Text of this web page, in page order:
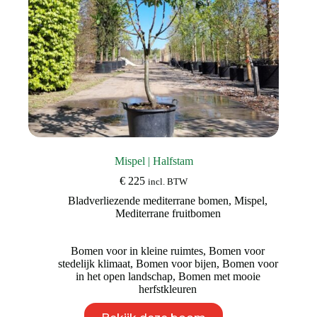
Mispel | Halfstam
€ 225 incl. BTW
Bladverliezende mediterrane bomen,Mispel,
Mediterrane fruitbomen
Bomen voor in kleine ruimtes,Bomen voor
stedelijk klimaat, Bomen voor bijen, Bomen voor
in het open landschap, Bomen met mooie
herfstkleuren